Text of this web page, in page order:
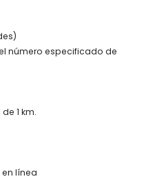
y wc
de DVD
horno eléctrico,
congelador, cafetera,
tostadora y exprimidor
queen (200 por 160 cm) y
(200 por 90 cm)
ducha y wc
número especificado de
1 km.
línea